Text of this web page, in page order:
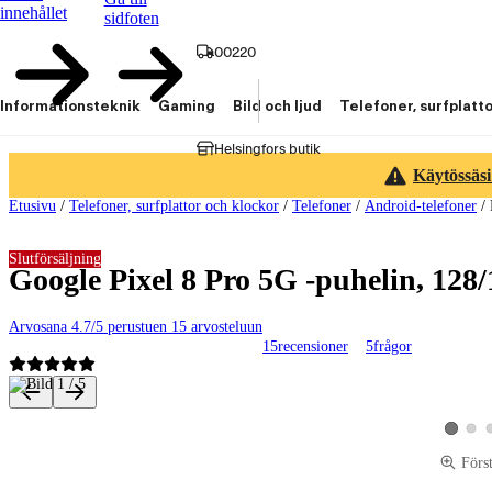
innehållet
sidfoten
00220
Helsingfors butik
Informationsteknik Gaming Bild och ljud Telefoner,
Etusivu / Telefoner, surfplattor och klockor / Telefoner / Android-telefoner /
Google Pixel 8 Pro 5G -puhelin,
Arvosana 4.7/5 perustuen 15 arvosteluun
15recensioner 5frågor
Slutförsäljning
Produktbilder och videor
VisaVisa